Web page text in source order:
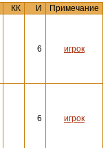
КК И
Примечание
6 игрок
6 игрок